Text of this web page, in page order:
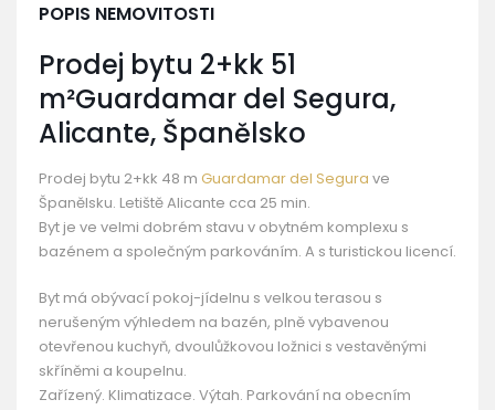
POPIS NEMOVITOSTI
Prodej bytu 2+kk 51
m²Guardamar del Segura,
Alicante, Španělsko
Prodej bytu 2+kk 48 m Guardamar del Segura ve
Španělsku. Letiště Alicante cca 25 min.
Byt je ve velmi dobrém stavu v obytném komplexu s
bazénem a společným parkováním. A s turistickou licencí.
Byt má obývací pokoj-jídelnu s velkou terasou s
nerušeným výhledem na bazén, plně vybavenou
otevřenou kuchyň, dvoulůžkovou ložnici s vestavěnými
skříněmi a koupelnu.
Zařízený. Klimatizace. Výtah. Parkování na obecním